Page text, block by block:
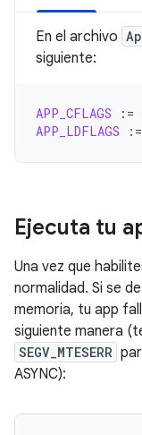
En el archivo
siguiente:
APP_CFLAGS :=
APP_LDFLAGS
:=
Ejecuta tu
Una vez que
normalidad. Si se
memoria, tu app
siguiente manera
SEGV_MTESERR
ASYNC):